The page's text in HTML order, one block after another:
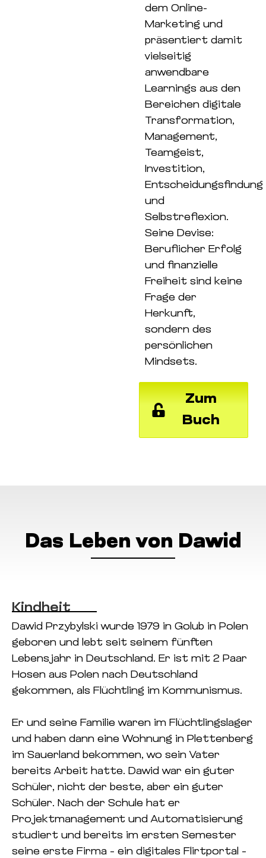
dem Online-
Marketing und
präsentiert damit
vielseitig
anwendbare
Learnings aus den
Bereichen digitale
Transformation,
Management,
Teamgeist,
Investition,
Entscheidungsfindung
und
Selbstreflexion.
Seine Devise:
Beruflicher Erfolg
und finanzielle
Freiheit sind keine
Frage der
Herkunft,
sondern des
persönlichen
Mindsets.
Zum
Buch
Das Leben von Dawid
Kindheit
Dawid Przybylski wurde 1979 in Golub in Polen
geboren und lebt seit seinem fünften
Lebensjahr in Deutschland. Er ist mit 2 Paar
Hosen aus Polen nach Deutschland
gekommen, als Flüchtling im Kommunismus.
Er und seine Familie waren im Flüchtlingslager
und haben dann eine Wohnung in Plettenberg
im Sauerland bekommen, wo sein Vater
bereits Arbeit hatte. Dawid war ein guter
Schüler, nicht der beste, aber ein guter
Schüler. Nach der Schule hat er
Projektmanagement und Automatisierung
studiert und bereits im ersten Semester
seine erste Firma – ein digitales Flirtportal –